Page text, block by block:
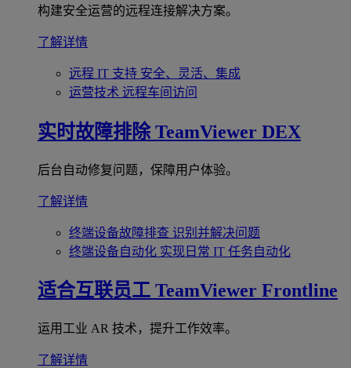
构建安全运营的远程连接解决方案。
了解详情
远程 IT 支持 安全、灵活、集成
运营技术 远程车间访问
实时故障排除 TeamViewer DEX
后台自动修复问题，保障用户体验。
了解详情
终端设备故障排查 识别并解决问题
终端设备自动化 实现日常 IT 任务自动化
适合互联员工 TeamViewer Frontline
运用工业 AR 技术，提升工作效率。
了解详情